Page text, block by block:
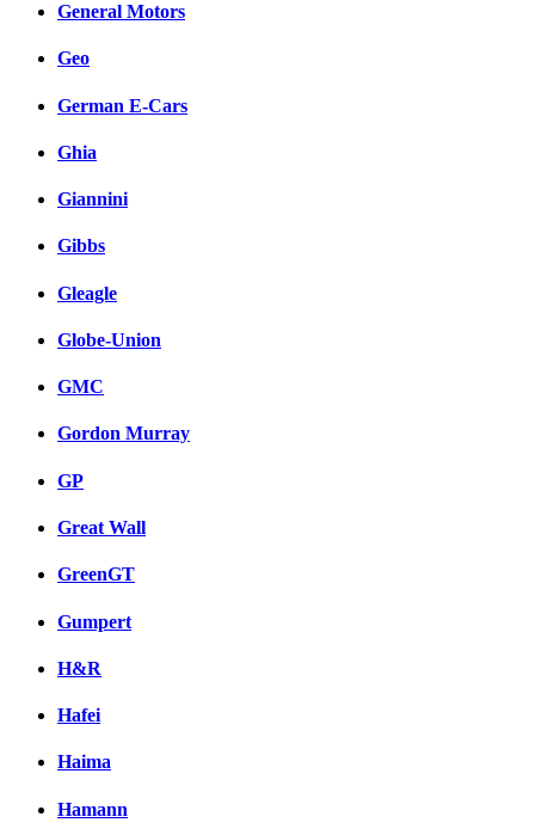
General Motors
Geo
German E-Cars
Ghia
Giannini
Gibbs
Gleagle
Globe-Union
GMC
Gordon Murray
GP
Great Wall
GreenGT
Gumpert
H&R
Hafei
Haima
Hamann